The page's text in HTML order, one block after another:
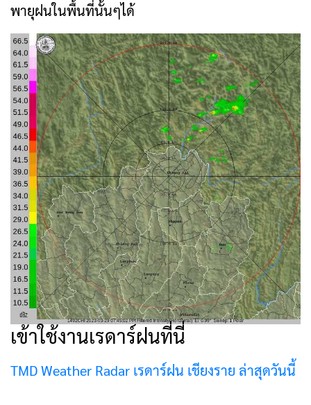
พายุฝนในพื้นที่นั้นๆได้
เข้าใช้งานเรดาร์ฝนที่นี่
TMD Weather Radar เรดาร์ฝน เชียงราย ล่าสุดวันนี้